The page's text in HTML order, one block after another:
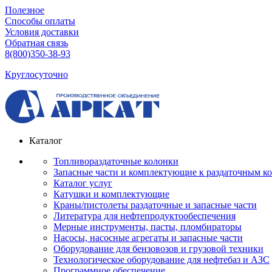
Полезное
Способы оплаты
Условия доставки
Обратная связь
8(800)350-38-93
Круглосуточно
Каталог
Топливораздаточные колонки
Запасные части и комплектующие к раздаточным
Каталог услуг
Катушки и комплектующие
Краны/пистолеты раздаточные и запасные части
Литература для нефтепродуктообеспечения
Мерные инструменты, пасты, пломбираторы
Насосы, насосные агрегаты и запасные части
Оборудование для бензовозов и грузовой техники
Технологическое оборудование для нефтебаз и АЗС